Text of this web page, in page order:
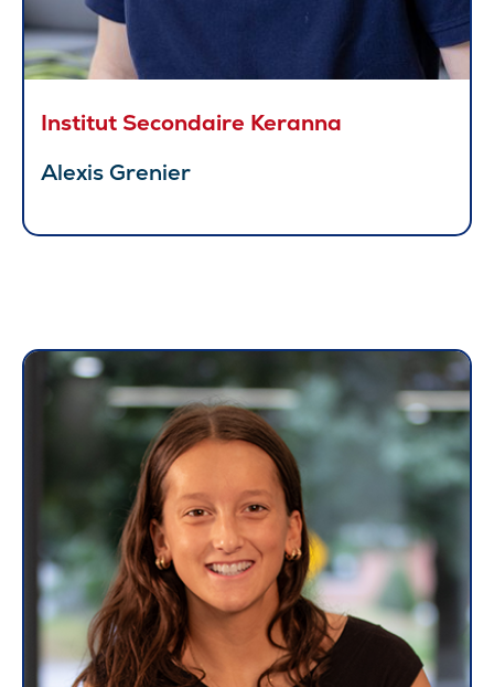
Institut Secondaire Keranna
Alexis Grenier